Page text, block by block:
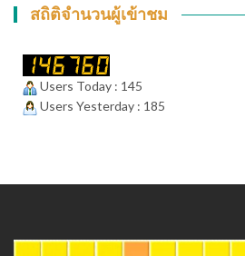
สถิติจำนวนผู้เข้าชม
Users Today : 145
Users Yesterday : 185